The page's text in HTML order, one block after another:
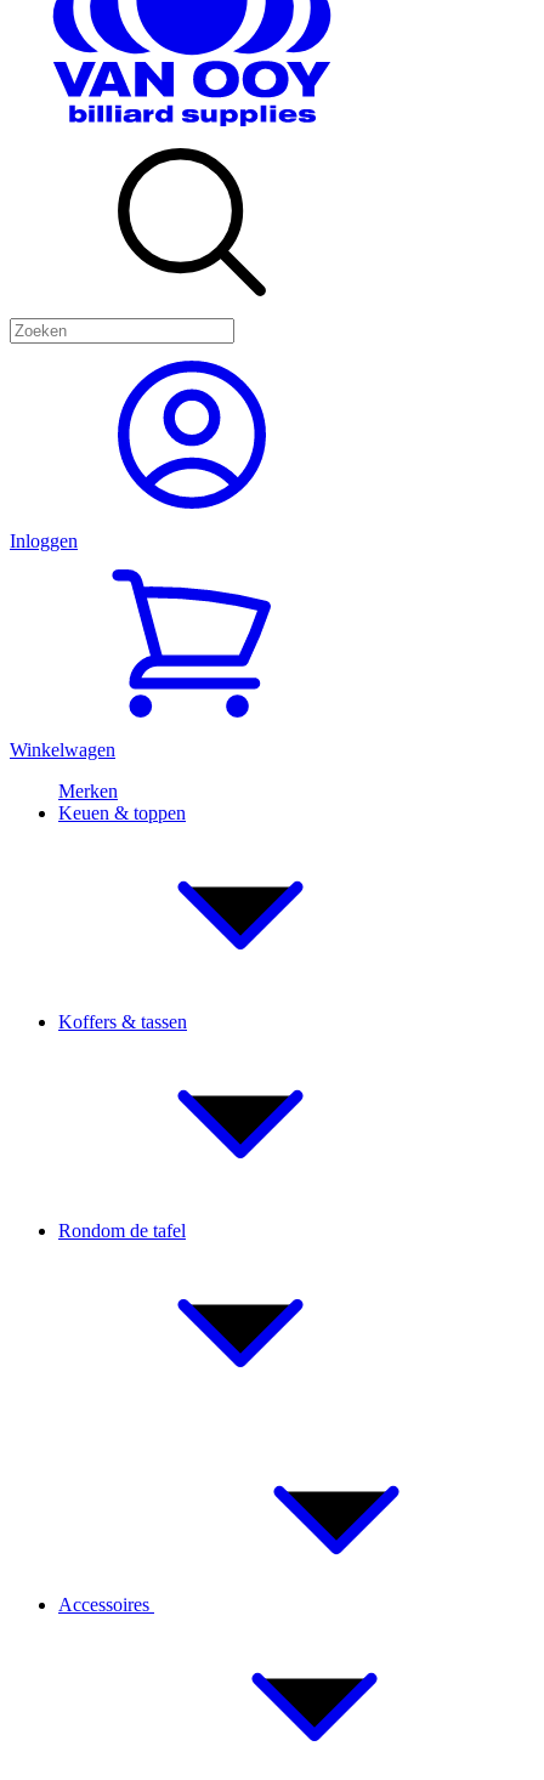
Inloggen
Winkelwagen
Merken
Keuen & toppen
Koffers & tassen
Rondom de tafel
Accessoires